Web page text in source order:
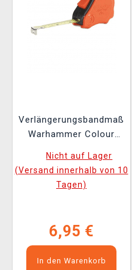
Verlängerungsbandmaß
Warhammer Colour
Nicht auf Lager
(Versand innerhalb von 10
Tagen)
6,95 €
In den Warenkorb